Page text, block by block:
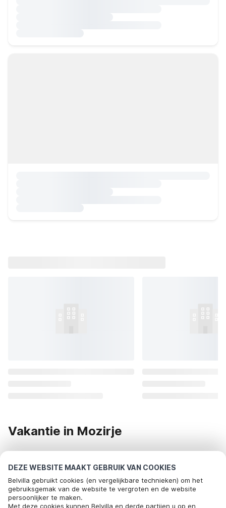
DEZE WEBSITE MAAKT GEBRUIK VAN COOKIES
Belvilla gebruikt cookies (en vergelijkbare technieken) om het
gebruiksgemak van de website te vergroten en de website
persoonlijker te maken.
Met deze cookies kunnen Belvilla en derde partijen u op en
Vakantie in Mozirje
Belvilla bij het juiste adres! Wij bezorgen je een onvergetelijke
vakantie in Mozirje. Bekijk het onderstaande aanbod van
vakantiehuizen in Mozirje of huur een vakantiehuis op één
Bel om te boeken